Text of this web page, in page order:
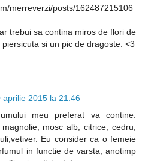
merreverzi/posts/162487215106
trebui sa contina miros de flori de
si un pic de dragoste. <3
aprilie 2015 la 21:46
meu preferat va contine:
mosc alb, citrice, cedru,
Eu consider ca o femeie
in functie de varsta, anotimp